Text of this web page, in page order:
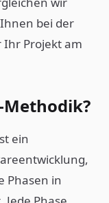
bei der
Ihr Projekt am
Methodik?
ein
Phasen in